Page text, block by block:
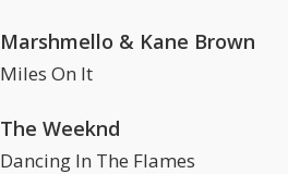
Marshmello & Kane Brown
Miles On It
The Weeknd
Dancing In The Flames